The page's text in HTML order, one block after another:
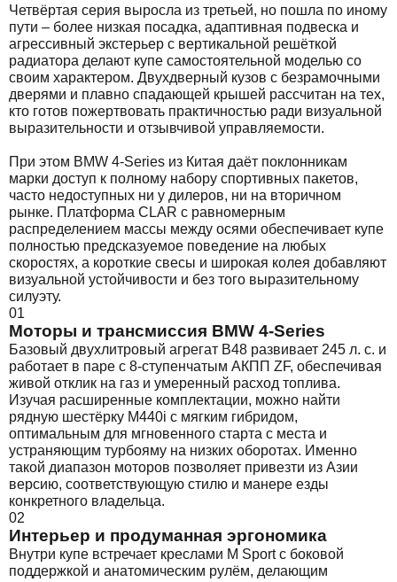
Четвёртая серия выросла из третьей, но пошла по иному
пути – более низкая посадка, адаптивная подвеска и
агрессивный экстерьер с вертикальной решёткой
радиатора делают купе самостоятельной моделью со
своим характером. Двухдверный кузов с безрамочными
дверями и плавно спадающей крышей рассчитан на тех,
кто готов пожертвовать практичностью ради визуальной
выразительности и отзывчивой управляемости.
При этом BMW 4-Series из Китая даёт поклонникам
марки доступ к полному набору спортивных пакетов,
часто недоступных ни у дилеров, ни на вторичном
рынке. Платформа CLAR с равномерным
распределением массы между осями обеспечивает купе
полностью предсказуемое поведение на любых
скоростях, а короткие свесы и широкая колея добавляют
визуальной устойчивости и без того выразительному
силуэту.
01
Моторы и трансмиссия BMW 4-Series
Базовый двухлитровый агрегат B48 развивает 245 л. с. и
работает в паре с 8-ступенчатым АКПП ZF, обеспечивая
живой отклик на газ и умеренный расход топлива.
Изучая расширенные комплектации, можно найти
рядную шестёрку M440i с мягким гибридом,
оптимальным для мгновенного старта с места и
устраняющим турбояму на низких оборотах. Именно
такой диапазон моторов позволяет привезти из Азии
версию, соответствующую стилю и манере езды
конкретного владельца.
02
Интерьер и продуманная эргономика
Внутри купе встречает креслами M Sport с боковой
поддержкой и анатомическим рулём, делающим